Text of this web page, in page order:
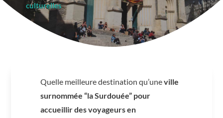
culturelles
Quelle meilleure destination qu’uneville
surnommée “la Surdouée” pour
accueillir des voyageurs en